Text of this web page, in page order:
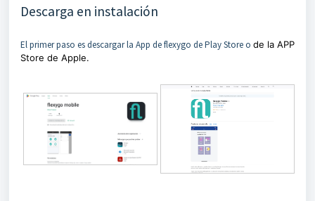
Descarga en instalación
El primer paso es descargar la App de flexygo de Play Store o de la APP
Store de Apple.